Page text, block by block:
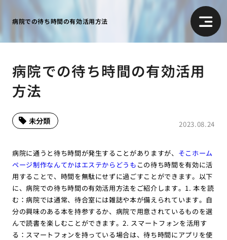
病院での待ち時間の有効活用方法
病院での待ち時間の有効活用
方法
2023.08.24
未分類
病院に通うと待ち時間が発生することがありますが、 そこホーム
ページ制作なんてかはエステからどうも この待ち時間を有効に活
用することで、時間を無駄にせずに過ごすことができます。以下
に、病院での待ち時間の有効活用方法をご紹介します。1. 本を読
む：病院では通常、待合室には雑誌や本が備えられています。自
分の興味のある本を持参するか、病院で用意されているものを選
んで読書を楽しむことができます。2. スマートフォンを活用す
る：スマートフォンを持っている場合は、待ち時間にアプリを使